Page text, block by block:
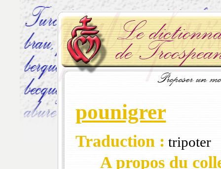
pounigrer
Traduction : tripoter
A propos du